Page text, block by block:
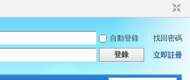
自動登錄
找回密碼
登錄 立即註冊